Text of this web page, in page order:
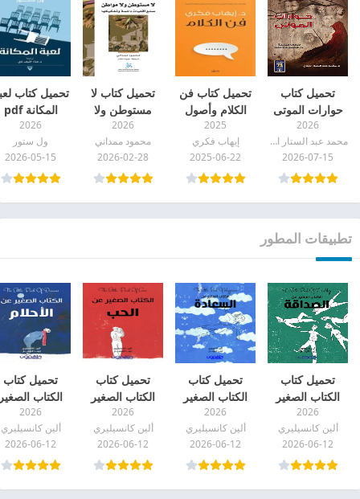
تحميل كتاب
حوارات الموتى
pdf
2026
محمد عبد الستار البدري
2026-07-15
تحميل كتاب فن
الكلام وأصول
الحوار الناجح pdf
2025
إيهاب فكري
2025-06-22
تحميل كتاب لا
مستوطن ولا
مواطن pdf
2026
محمود ممداني
2026-02-28
تحميل كتاب
المكانة pdf
2026
ول ستور
2026-05-15
تطبيقات المطور
تحميل كتاب
الكتاب الصغير
عن الصداقة pdf
2026
ألين كانسيليري
2026-06-12
تحميل كتاب
الكتاب الصغير
عن السعادة pdf
2026
ألين كانسيليري
2026-06-12
تحميل كتاب
الكتاب الصغير
عن الحب pdf
2026
ألين كانسيليري
2026-06-12
تحميل كتاب
الكتاب
عن الأحلام pdf
2026
ألين كانسيليري
2026-06-12